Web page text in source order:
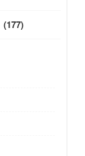
(177)